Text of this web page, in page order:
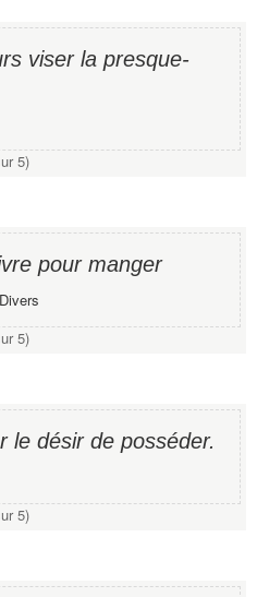
viser la presque-
5)
pour manger
Divers
5)
le désir de posséder.
5)